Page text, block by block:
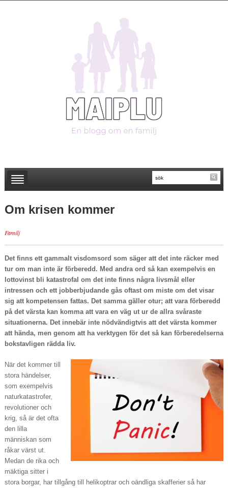
Om krisen kommer
Familj
Det finns ett gammalt visdomsord som säger att det inte räcker med
tur om man inte är förberedd. Med andra ord så kan exempelvis en
lottovinst bli katastrofal om det inte finns några livsmål eller
intressen och ett jobberbjudande gås oftast om miste om det visar
sig att kompetensen fattas. Det samma gäller otur; att vara förberedd
på det värsta kan komma att vara en väg ut ur de allra svåraste
situationerna. Det innebär inte nödvändigtvis att det värsta kommer
att hända, men genom att ha verktygen för det så kan förberedelserna
bokstavligen rädda liv.
När det kommer till
stora händelser,
som exempelvis
naturkatastrofer,
revolutioner och
krig, så är det ofta
den lilla
människan som
råkar värst ut.
Medan de rika och
mäktiga sitter i
stora borgar, har tillgång till helikoptrar och oändliga skafferier så har